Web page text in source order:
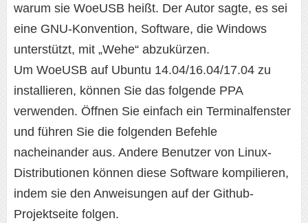
warum sie WoeUSB heißt. Der Autor sagte, es sei
eine GNU-Konvention, Software, die Windows
unterstützt, mit „Wehe“ abzukürzen.
Um WoeUSB auf Ubuntu 14.04/16.04/17.04 zu
installieren, können Sie das folgende PPA
verwenden. Öffnen Sie einfach ein Terminalfenster
und führen Sie die folgenden Befehle
nacheinander aus. Andere Benutzer von Linux-
Distributionen können diese Software kompilieren,
indem sie den Anweisungen auf der Github-
Projektseite folgen.